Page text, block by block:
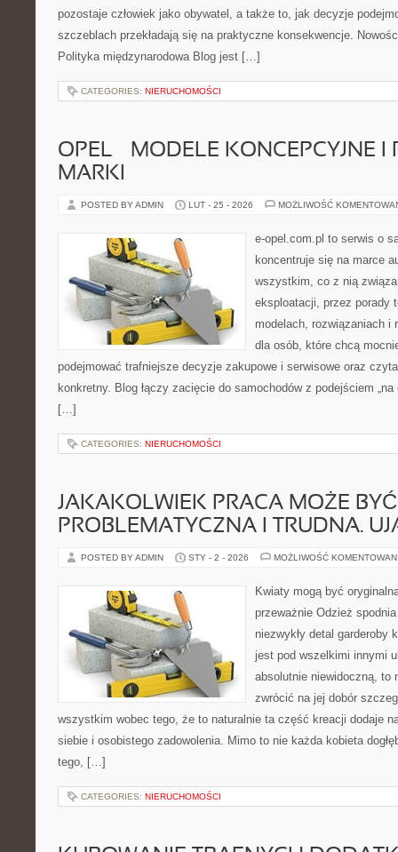
pozostaje człowiek jako obywatel, a także to, jak decyzje
szczeblach przekładają się na praktyczne konsekwencje.
Polityka międzynarodowa Blog jest […]
CATEGORIES: NIERUCHOMOŚCI
OPEL – MODELE KONCEPCYJNE I
MARKI
POSTED BY ADMIN LUT - 25 - 2026 MOŻLIWOŚĆ
e-opel.com.pl to serwis o
koncentruje się na marce
wszystkim, co z nią
eksploatacji, przez porady
modelach, rozwiązaniach i
dla osób, które chcą
podejmować trafniejsze decyzje zakupowe i serwisowe oraz
konkretny. Blog łączy zacięcie do samochodów z podejściem
[…]
CATEGORIES: NIERUCHOMOŚCI
JAKAKOLWIEK PRACA MOŻE BYĆ
PROBLEMATYCZNA I TRUDNA.
POSTED BY ADMIN STY - 2 - 2026 MOŻLIWOŚĆ
Kwiaty mogą być
przeważnie Odzież
niezwykły detal garderoby
jest pod wszelkimi innymi
absolutnie niewidoczną, to
zwrócić na jej dobór
wszystkim wobec tego, że to naturalnie ta część kreacji dodaje
siebie i osobistego zadowolenia. Mimo to nie każda kobieta
tego, […]
CATEGORIES: NIERUCHOMOŚCI